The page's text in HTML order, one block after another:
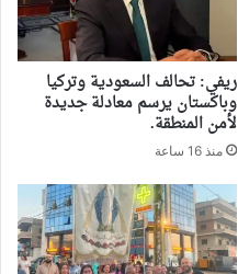
ريفي: تحالف السعودية وتركيا
وباكستان يرسم معادلة جديدة
لأمن المنطقة.
منذ 16 ساعة